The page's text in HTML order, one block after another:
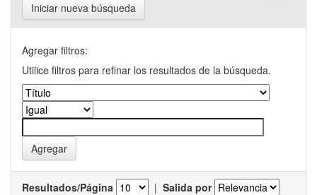
Iniciar nueva búsqueda
Agregar filtros:
Utilice filtros para refinar los resultados de la búsqueda.
Resultados/Página | Salida por